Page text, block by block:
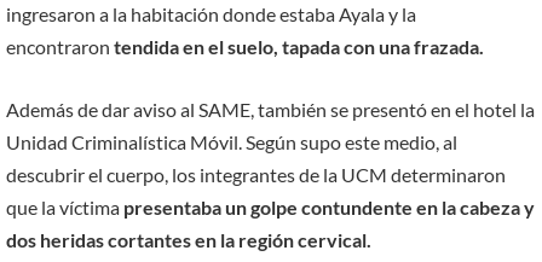
ingresaron a la habitación donde estaba Ayala y la
encontraron tendida en el suelo, tapada con una frazada.
Además de dar aviso al SAME, también se presentó en el hotel la
Unidad Criminalística Móvil. Según supo este medio, al
descubrir el cuerpo, los integrantes de la UCM determinaron
que la víctima presentaba un golpe contundente en la cabeza y
dos heridas cortantes en la región cervical.